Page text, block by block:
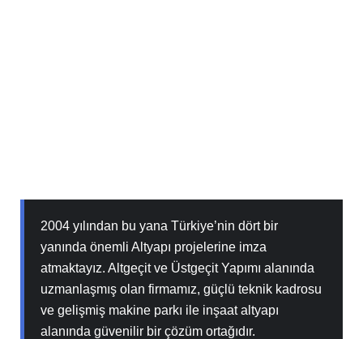
2004 yılından bu yana Türkiye’nin dört bir
yanında önemli Altyapı projelerine imza
atmaktayız. Altgeçit ve Üstgeçit Yapımı alanında
uzmanlaşmış olan firmamız, güçlü teknik kadrosu
ve gelişmiş makine parkı ile inşaat altyapı
alanında güvenilir bir çözüm ortağıdır.